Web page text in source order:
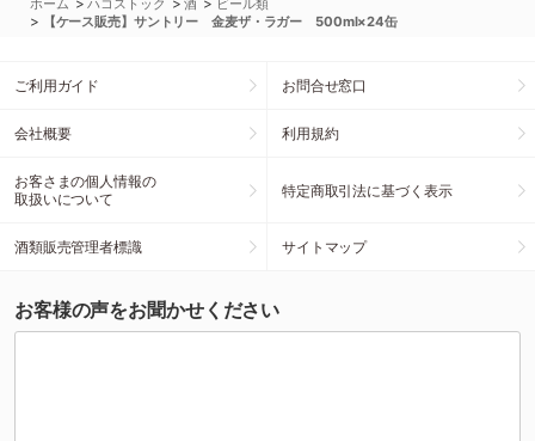
ホーム ハコストック 酒 ビール類
> 【ケース販売】サントリー 金麦ザ・ラガー 500ml×24缶
ご利用ガイド お問合せ窓口
会社概要 利用規約
お客さまの個人情報の
取扱いについて
特定商取引法に基づく表示
酒類販売管理者標識 サイトマップ
お客様の声をお聞かせください